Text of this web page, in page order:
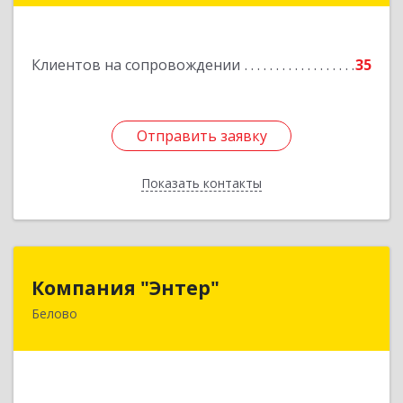
Клиентов на сопровождении 35
Отправить заявку
Показать контакты
Отправить заявку
Назад
Компания "Энтер"
Белово
652600, Кемеровская обл, Белово г, Почтовый